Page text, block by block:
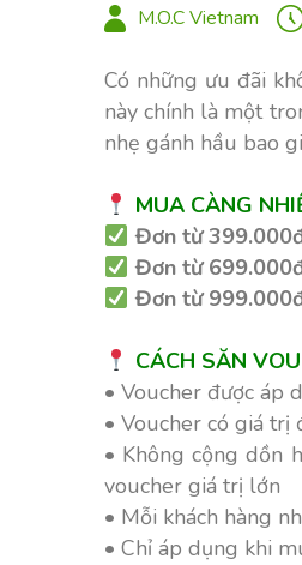
M.O.C Vietnam
Có những ưu đãi
này chính là một
nhẹ gánh hầu bao
MUA CÀNG
Đơn từ
Đơn từ
Đơn từ
CÁCH SĂN
• Voucher được áp
• Voucher có giá trị
• Không cộng dồn
voucher giá trị lớn
• Mỗi khách hàng
• Chỉ áp dụng khi